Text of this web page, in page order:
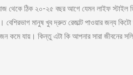
থেকে ঠিক ২০-২৫ বছর আগে যেমন লাইফ স্টাইল
মানুষ খুব দ্রুত রেজাল্ট পাওয়ার জন্য কিটো
কমে যায়। কিন্তু এটা কি আপনার সারা জীবনের